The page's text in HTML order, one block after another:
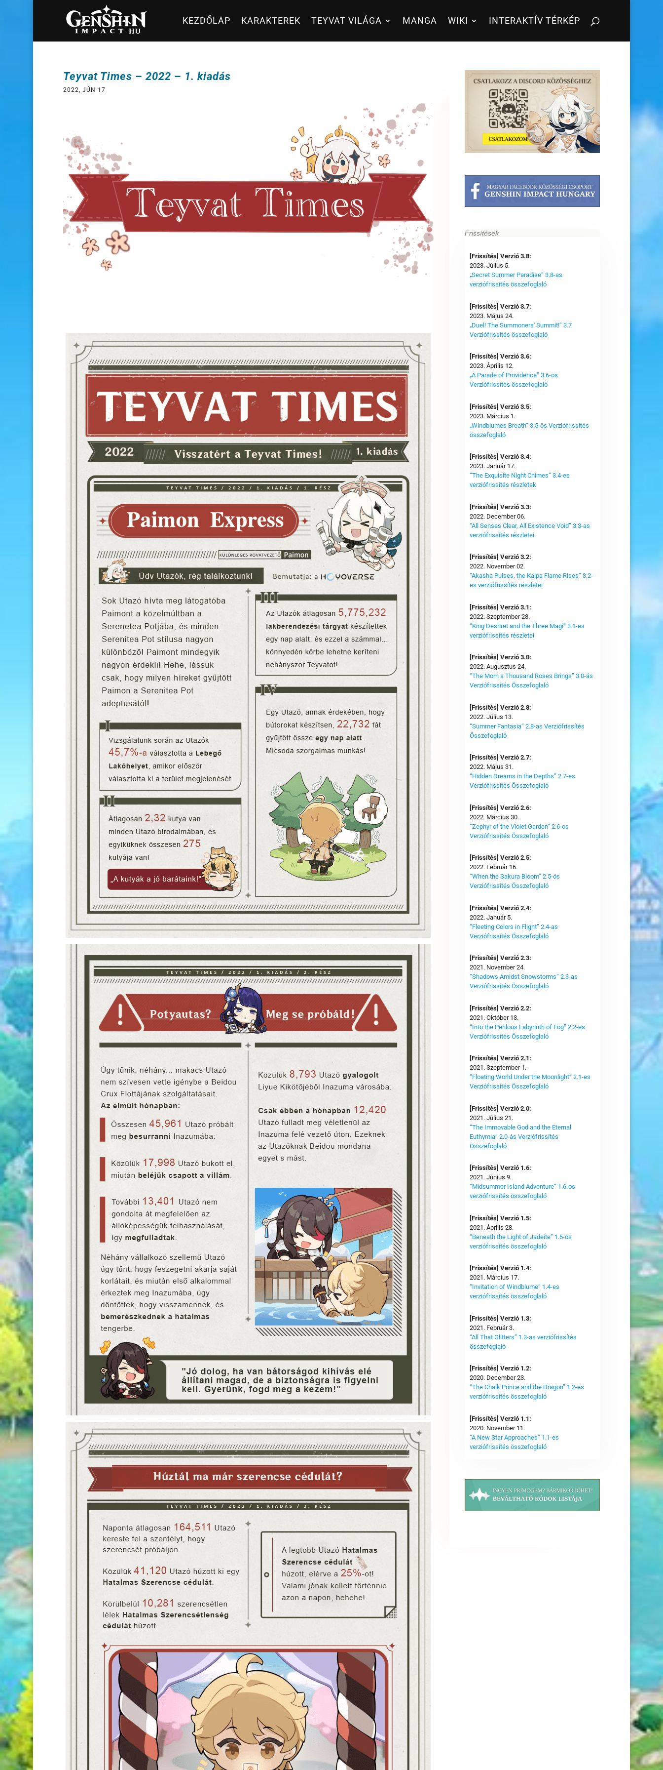
KEZDŐLAP KARAKTEREK TEYVAT VILÁGA MANGA WIKI INTERAKTÍV TÉRKÉP
Teyvat Times – 2022 – 1. kiadás
2022, JÚN 17
Frissítések
[Frissítés] Verzió 3.8:
2023. Július 5.
„Secret Summer Paradise” 3.8-as
verziófrissítés összefoglaló
[Frissítés] Verzió 3.7:
2023. Május 24.
„Duel! The Summoners' Summit!” 3.7
Verziófrissítés összefoglaló
[Frissítés] Verzió 3.6:
2023. Április 12.
„A Parade of Providence” 3.6-os
Verziófrissítés összefoglaló
[Frissítés] Verzió 3.5:
2023. Március 1.
„Windblumes Breath” 3.5-ös Verziófrissítés
összefoglaló
[Frissítés] Verzió 3.4:
2023. Január 17.
“The Exquisite Night Chimes” 3.4-es
verziófrissítés részletek
[Frissítés] Verzió 3.3:
2022. December 06.
“All Senses Clear, All Existence Void” 3.3-as
verziófrissítés részletei
[Frissítés] Verzió 3.2:
2022. November 02.
“Akasha Pulses, the Kalpa Flame Rises” 3.2-
es verziófrissítés részletei
[Frissítés] Verzió 3.1:
2022. Szeptember 28.
“King Deshret and the Three Magi” 3.1-es
verziófrissítés részletei
[Frissítés] Verzió 3.0:
2022. Augusztus 24.
“The Morn a Thousand Roses Brings” 3.0-ás
Verziófrissítés Összefoglaló
[Frissítés] Verzió 2.8:
2022. Július 13.
“Summer Fantasia” 2.8-as Verziófrissítés
Összefoglaló
[Frissítés] Verzió 2.7:
2022. Május 31.
“Hidden Dreams in the Depths” 2.7-es
Verziófrissítés Összefoglaló
[Frissítés] Verzió 2.6:
2022. Március 30.
“Zephyr of the Violet Garden” 2.6-os
Verziófrissítés Összefoglaló
[Frissítés] Verzió 2.5:
2022. Február 16.
“When the Sakura Bloom” 2.5-ös
Verziófrissítés Összefoglaló
[Frissítés] Verzió 2.4:
2022. Január 5.
“Fleeting Colors in Flight” 2.4-as
Verziófrissítés Összefoglaló
[Frissítés] Verzió 2.3:
2021. November 24.
“Shadows Amidst Snowstorms” 2.3-as
Verziófrissítés Összefoglaló
[Frissítés] Verzió 2.2:
2021. Október 13.
“Into the Perilous Labyrinth of Fog” 2.2-es
Verziófrissítés Összefoglaló
[Frissítés] Verzió 2.1:
2021. Szeptember 1.
“Floating World Under the Moonlight” 2.1-es
Verziófrissítés Összefoglaló
[Frissítés] Verzió 2.0:
2021. Július 21.
“The Immovable God and the Eternal
Euthymia” 2.0-ás Verziófrissítés
Összefoglaló
[Frissítés] Verzió 1.6:
2021. Június 9.
“Midsummer Island Adventure” 1.6-os
verziófrissítés összefoglaló
[Frissítés] Verzió 1.5:
2021. Április 28.
“Beneath the Light of Jadeite” 1.5-ös
verziófrissítés összefoglaló
[Frissítés] Verzió 1.4:
2021. Március 17.
“Invitation of Windblume” 1.4-es
verziófrissítés összefoglaló
[Frissítés] Verzió 1.3:
2021. Február 3.
“All That Glitters” 1.3-as verziófrissítés
összefoglaló
[Frissítés] Verzió 1.2:
2020. December 23.
“The Chalk Prince and the Dragon” 1.2-es
verziófrissítés összefoglaló
[Frissítés] Verzió 1.1:
2020. November 11.
“A New Star Approaches” 1.1-es
verziófrissítés összefoglaló